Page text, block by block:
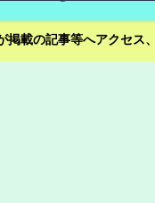
掲載の記事等へアクセス